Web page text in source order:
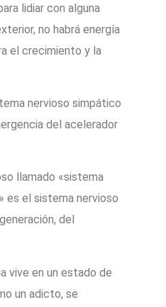
lidiar con alguna
no habrá energía
el crecimiento y la
nervioso simpático
del acelerador
llamado «sistema
es el sistema nervioso
del
vive en un estado de
un adicto, se